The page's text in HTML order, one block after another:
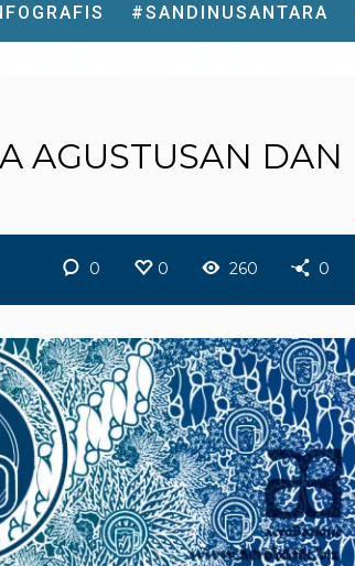
#SANDINUSANTARA
AGUSTUSAN DAN
0 0 260 0